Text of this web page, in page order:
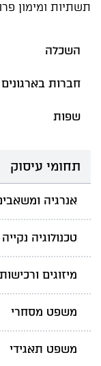
תשתיות ומימון
השכלה
חברות
שפות
תחומי עיסוק
אנרגיה
טכנולוגיה
מיזוגים ורכישות
משפט מסחרי
משפט תאגידי